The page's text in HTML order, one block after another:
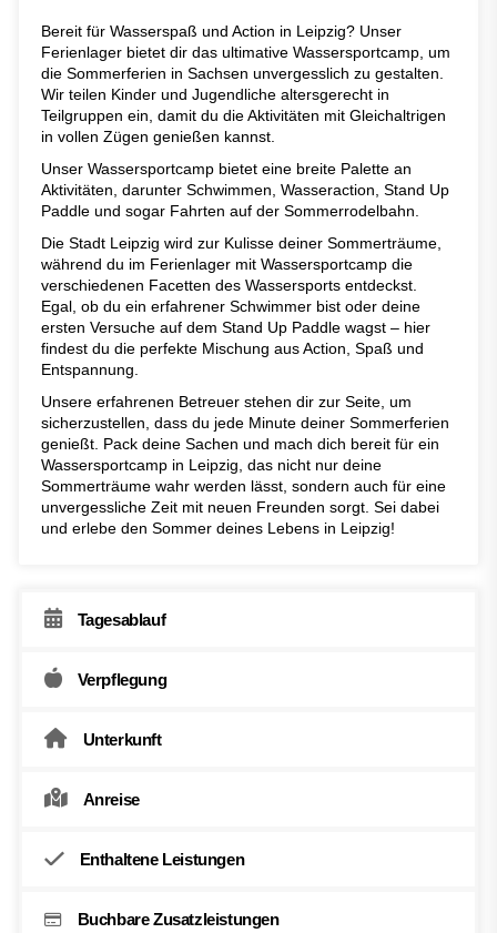
Bereit für Wasserspaß und Action in Leipzig? Unser
Ferienlager bietet dir das ultimative Wassersportcamp, um
die Sommerferien in Sachsen unvergesslich zu gestalten.
Wir teilen Kinder und Jugendliche altersgerecht in
Teilgruppen ein, damit du die Aktivitäten mit Gleichaltrigen
in vollen Zügen genießen kannst.
Unser Wassersportcamp bietet eine breite Palette an
Aktivitäten, darunter Schwimmen, Wasseraction, Stand Up
Paddle und sogar Fahrten auf der Sommerrodelbahn.
Die Stadt Leipzig wird zur Kulisse deiner Sommerträume,
während du im Ferienlager mit Wassersportcamp die
verschiedenen Facetten des Wassersports entdeckst.
Egal, ob du ein erfahrener Schwimmer bist oder deine
ersten Versuche auf dem Stand Up Paddle wagst – hier
findest du die perfekte Mischung aus Action, Spaß und
Entspannung.
Unsere erfahrenen Betreuer stehen dir zur Seite, um
sicherzustellen, dass du jede Minute deiner Sommerferien
genießt. Pack deine Sachen und mach dich bereit für ein
Wassersportcamp in Leipzig, das nicht nur deine
Sommerträume wahr werden lässt, sondern auch für eine
unvergessliche Zeit mit neuen Freunden sorgt. Sei dabei
und erlebe den Sommer deines Lebens in Leipzig!
Tagesablauf
Verpflegung
Unterkunft
Anreise
Enthaltene Leistungen
Buchbare Zusatzleistungen